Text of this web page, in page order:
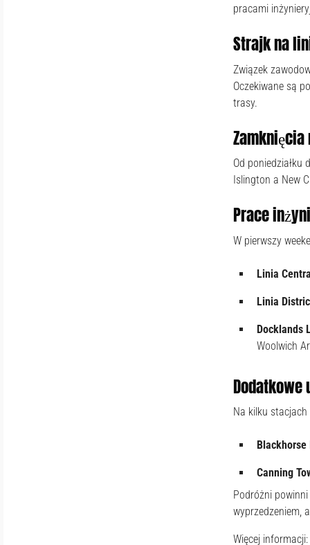
pracami
Strajk na
Związek
Oczekiwane są
trasy.
Zamknięcia
Od
Islington a New
Prace
W pierwszy
Linia
Linia
Docklands
Woolwich
Na kilku
Blackhorse
Canning
Podróżni
wyprzedzeniem,
Więcej informacji: